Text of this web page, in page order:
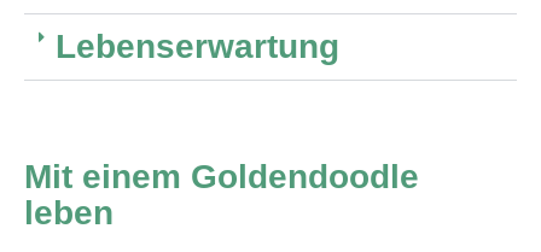
Lebenserwartung
Mit einem Goldendoodle
leben